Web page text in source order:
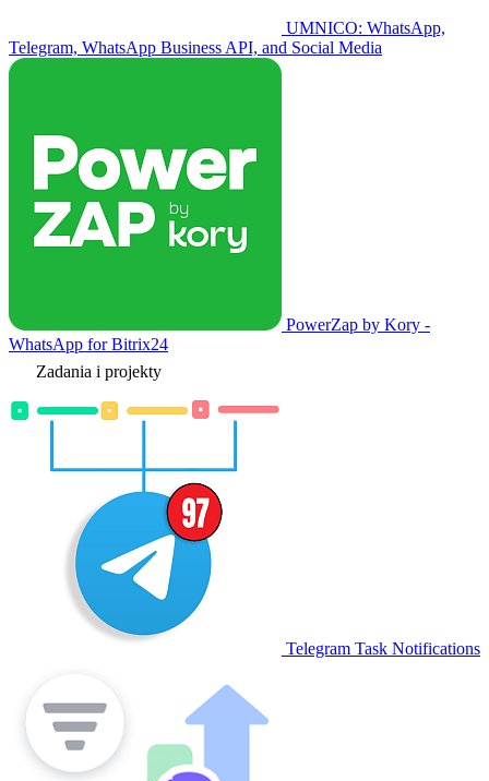
UMNICO: WhatsApp,
Telegram, WhatsApp Business API, and Social Media
PowerZap by Kory -
WhatsApp for Bitrix24
Zadania i projekty
Telegram Task Notifications